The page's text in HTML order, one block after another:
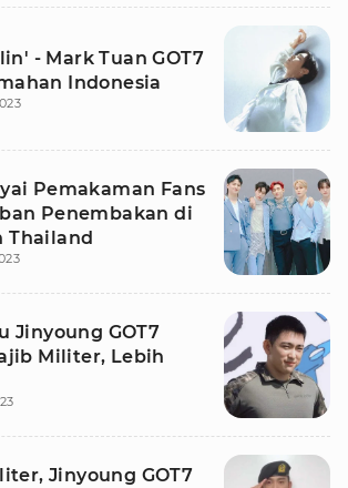
- Mark Tuan GOT7
Indonesia
Pemakaman Fans
Penembakan di
Thailand
Jinyoung GOT7
Militer, Lebih
Jinyoung GOT7